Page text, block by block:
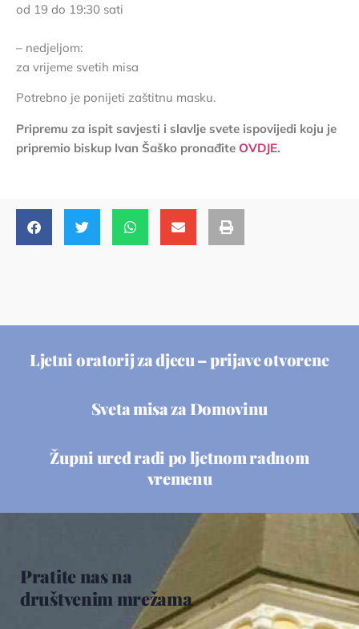
od 19 do 19:30 sati
– nedjeljom:
za vrijeme svetih misa
Potrebno je ponijeti zaštitnu masku.
Pripremu za ispit savjesti i slavlje svete ispovijedi koju je
pripremio biskup Ivan Šaško pronađite OVDJE.
Ljetni oratorij za djecu – prijave otvorene
Sveta misa za Domovinu
Župni ured radi po ljetnom radnom
vremenu
Pratite nas na
društvenim mrežama